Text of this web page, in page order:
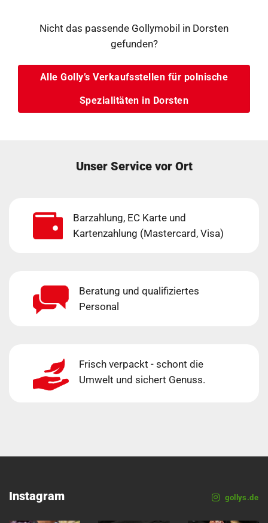
Nicht das passende Gollymobil in Dorsten
gefunden?
Alle Golly’s Verkaufsstellen für polnische
Spezialitäten in Dorsten
Unser Service vor Ort
Barzahlung, EC Karte und
Kartenzahlung (Mastercard, Visa)
Beratung und qualifiziertes
Personal
Frisch verpackt - schont die
Umwelt und sichert Genuss.
Instagram gollys.de